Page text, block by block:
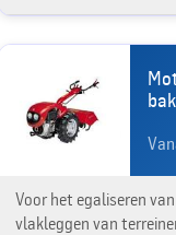
Voor het egaliseren
vlakleggen van